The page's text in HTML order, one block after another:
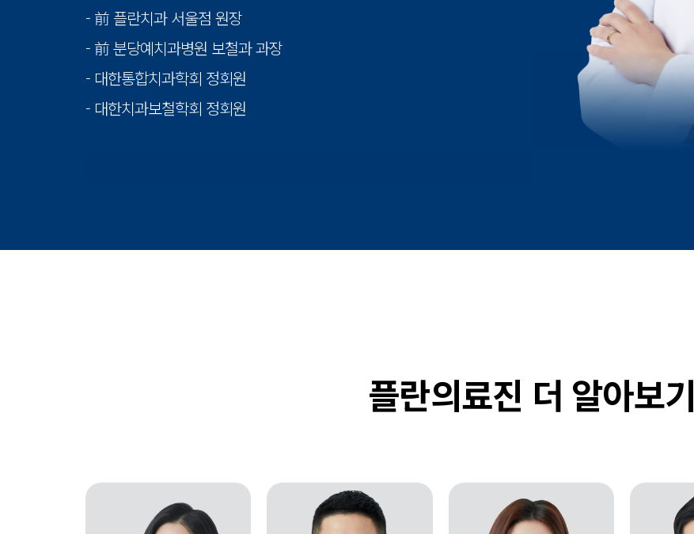
- 前 플란치과 서울점 원장
- 前 분당예치과병원 보철과 과장
- 대한통합치과학회 정회원
- 대한치과보철학회 정회원
플란의료진 더 알아보기